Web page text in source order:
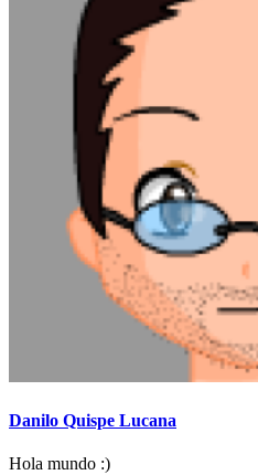
Danilo Quispe Lucana
Hola mundo :)